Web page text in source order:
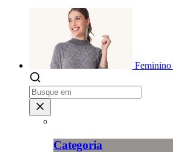
Feminino
Categoria